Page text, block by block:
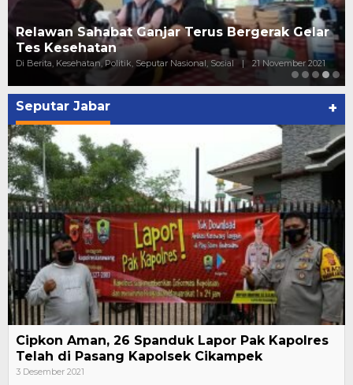
Relawan Sahabat Ganjar Terus Bergerak Gelar
Tes Kesehatan
Di Berita, Kesehatan, Politik, Seputar Nasional, Sosial | 21 November 2021
Seputar Jabar +
Cipkon Aman, 26 Spanduk Lapor Pak Kapolres
Telah di Pasang Kapolsek Cikampek
3 Desember 2021